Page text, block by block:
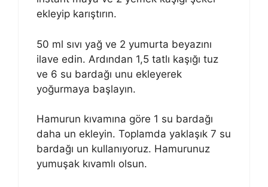
ekleyip karıştırın.
50 ml sıvı yağ ve 2 yumurta beyazını
ilave edin. Ardından 1,5 tatlı kaşığı tuz
ve 6 su bardağı unu ekleyerek
yoğurmaya başlayın.
Hamurun kıvamına göre 1 su bardağı
daha un ekleyin. Toplamda yaklaşık 7 su
bardağı un kullanıyoruz. Hamurunuz
yumuşak kıvamlı olsun.